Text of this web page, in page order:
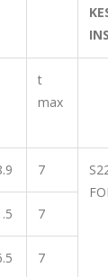
t
max
7
7
7